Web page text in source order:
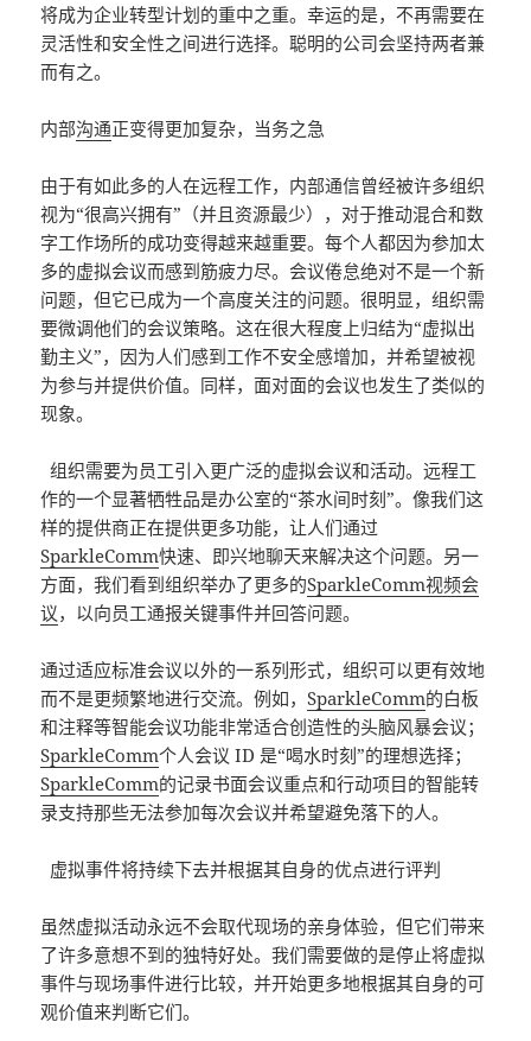
将成为企业转型计划的重中之重。幸运的是，不再需要在
灵活性和安全性之间进行选择。聪明的公司会坚持两者兼
而有之。
内部沟通正变得更加复杂，当务之急
由于有如此多的人在远程工作，内部通信曾经被许多组织
视为“很高兴拥有”（并且资源最少），对于推动混合和数
字工作场所的成功变得越来越重要。每个人都因为参加太
多的虚拟会议而感到筋疲力尽。会议倦怠绝对不是一个新
问题，但它已成为一个高度关注的问题。很明显，组织需
要微调他们的会议策略。这在很大程度上归结为“虚拟出
勤主义”，因为人们感到工作不安全感增加，并希望被视
为参与并提供价值。同样，面对面的会议也发生了类似的
现象。
组织需要为员工引入更广泛的虚拟会议和活动。远程工
作的一个显著牺牲品是办公室的“茶水间时刻”。像我们这
样的提供商正在提供更多功能，让人们通过
SparkleComm快速、即兴地聊天来解决这个问题。另一
方面，我们看到组织举办了更多的SparkleComm视频会
议，以向员工通报关键事件并回答问题。
通过适应标准会议以外的一系列形式，组织可以更有效地
而不是更频繁地进行交流。例如，SparkleComm的白板
和注释等智能会议功能非常适合创造性的头脑风暴会议；
SparkleComm个人会议 ID 是“喝水时刻”的理想选择；
SparkleComm的记录书面会议重点和行动项目的智能转
录支持那些无法参加每次会议并希望避免落下的人。
虚拟事件将持续下去并根据其自身的优点进行评判
虽然虚拟活动永远不会取代现场的亲身体验，但它们带来
了许多意想不到的独特好处。我们需要做的是停止将虚拟
事件与现场事件进行比较，并开始更多地根据其自身的可
观价值来判断它们。